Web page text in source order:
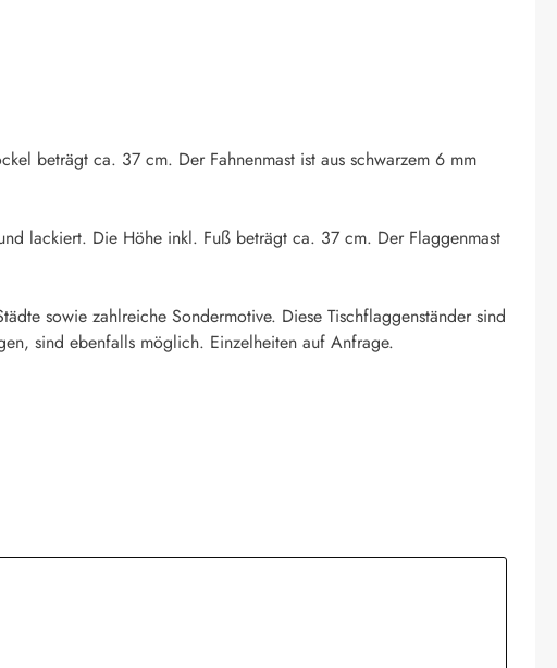
beträgt ca. 37 cm. Der Fahnenmast ist aus schwarzem 6 mm
lackiert. Die Höhe inkl. Fuß beträgt ca. 37 cm. Der Flaggenmast
sowie zahlreiche Sondermotive. Diese Tischflaggenständer sind
sind ebenfalls möglich. Einzelheiten auf Anfrage.